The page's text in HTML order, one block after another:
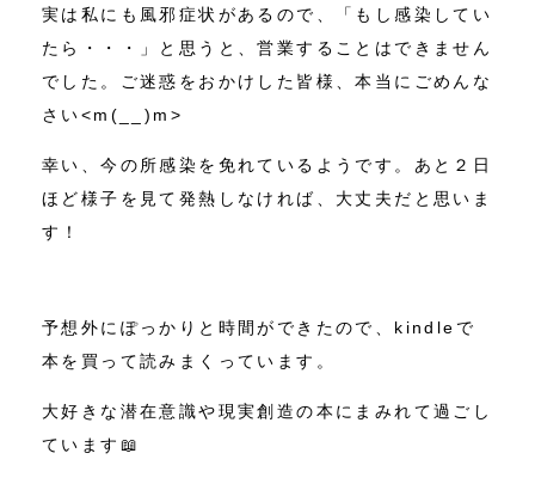
実は私にも風邪症状があるので、「もし感染してい
たら・・・」と思うと、営業することはできません
でした。ご迷惑をおかけした皆様、本当にごめんな
さい<m(__)m>
幸い、今の所感染を免れているようです。あと２日
ほど様子を見て発熱しなければ、大丈夫だと思いま
す！
予想外にぽっかりと時間ができたので、kindleで
本を買って読みまくっています。
大好きな潜在意識や現実創造の本にまみれて過ごし
ています📖